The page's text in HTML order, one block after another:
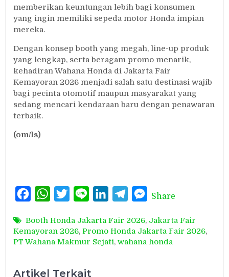
memberikan keuntungan lebih bagi konsumen
yang ingin memiliki sepeda motor Honda impian
mereka.
Dengan konsep booth yang megah, line-up produk
yang lengkap, serta beragam promo menarik,
kehadiran Wahana Honda di Jakarta Fair
Kemayoran 2026 menjadi salah satu destinasi wajib
bagi pecinta otomotif maupun masyarakat yang
sedang mencari kendaraan baru dengan penawaran
terbaik.
(om/ls)
FacebookWhatsAppTwitterLine LinkedInTelegramMessenger
Share
Booth Honda Jakarta Fair 2026, Jakarta Fair
Kemayoran 2026,Promo Honda Jakarta Fair 2026,
PT Wahana Makmur Sejati,wahana honda
Artikel Terkait